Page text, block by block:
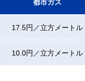
都市ガス
17.5円／立方メートル
10.0円／立方メートル